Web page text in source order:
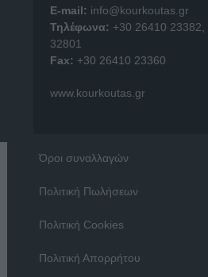
E-mail: info@kourkoutas.gr
Τηλέφωνα: +30 26410 23382
32801
Fax: +30 26410 23360
www.kourkoutas.gr
Όροι συναλλαγών
Πολιτική Πωλήσεων
Πολιτική Cookies
Πολιτική Απορρήτου